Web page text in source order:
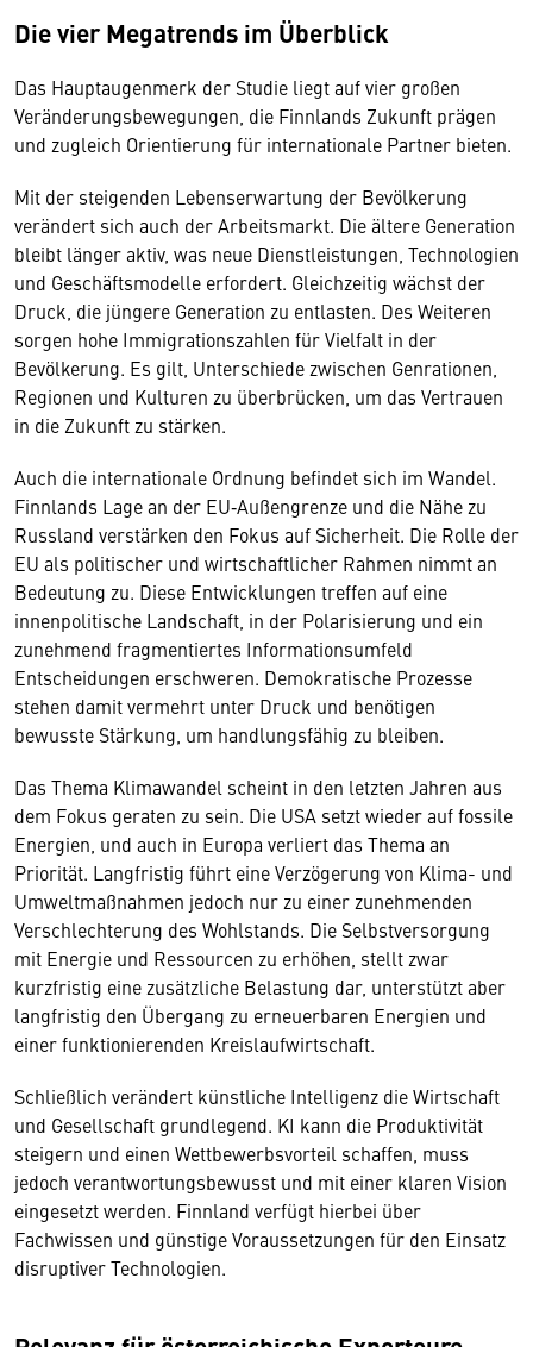
Die vier Megatrends im Überblick
Das Hauptaugenmerk der Studie liegt auf vier großen
Veränderungsbewegungen, die Finnlands Zukunft prägen
und zugleich Orientierung für internationale Partner bieten.
Mit der steigenden Lebenserwartung der Bevölkerung
verändert sich auch der Arbeitsmarkt. Die ältere Generation
bleibt länger aktiv, was neue Dienstleistungen, Technologien
und Geschäftsmodelle erfordert. Gleichzeitig wächst der
Druck, die jüngere Generation zu entlasten. Des Weiteren
sorgen hohe Immigrationszahlen für Vielfalt in der
Bevölkerung. Es gilt, Unterschiede zwischen Genrationen,
Regionen und Kulturen zu überbrücken, um das Vertrauen
in die Zukunft zu stärken.
Auch die internationale Ordnung befindet sich im Wandel.
Finnlands Lage an der EU‑Außengrenze und die Nähe zu
Russland verstärken den Fokus auf Sicherheit. Die Rolle der
EU als politischer und wirtschaftlicher Rahmen nimmt an
Bedeutung zu. Diese Entwicklungen treffen auf eine
innenpolitische Landschaft, in der Polarisierung und ein
zunehmend fragmentiertes Informationsumfeld
Entscheidungen erschweren. Demokratische Prozesse
stehen damit vermehrt unter Druck und benötigen
bewusste Stärkung, um handlungsfähig zu bleiben.
Das Thema Klimawandel scheint in den letzten Jahren aus
dem Fokus geraten zu sein. Die USA setzt wieder auf fossile
Energien, und auch in Europa verliert das Thema an
Priorität. Langfristig führt eine Verzögerung von Klima- und
Umweltmaßnahmen jedoch nur zu einer zunehmenden
Verschlechterung des Wohlstands. Die Selbstversorgung
mit Energie und Ressourcen zu erhöhen, stellt zwar
kurzfristig eine zusätzliche Belastung dar, unterstützt aber
langfristig den Übergang zu erneuerbaren Energien und
einer funktionierenden Kreislaufwirtschaft.
Schließlich verändert künstliche Intelligenz die Wirtschaft
und Gesellschaft grundlegend. KI kann die Produktivität
steigern und einen Wettbewerbsvorteil schaffen, muss
jedoch verantwortungsbewusst und mit einer klaren Vision
eingesetzt werden. Finnland verfügt hierbei über
Fachwissen und günstige Voraussetzungen für den Einsatz
disruptiver Technologien.